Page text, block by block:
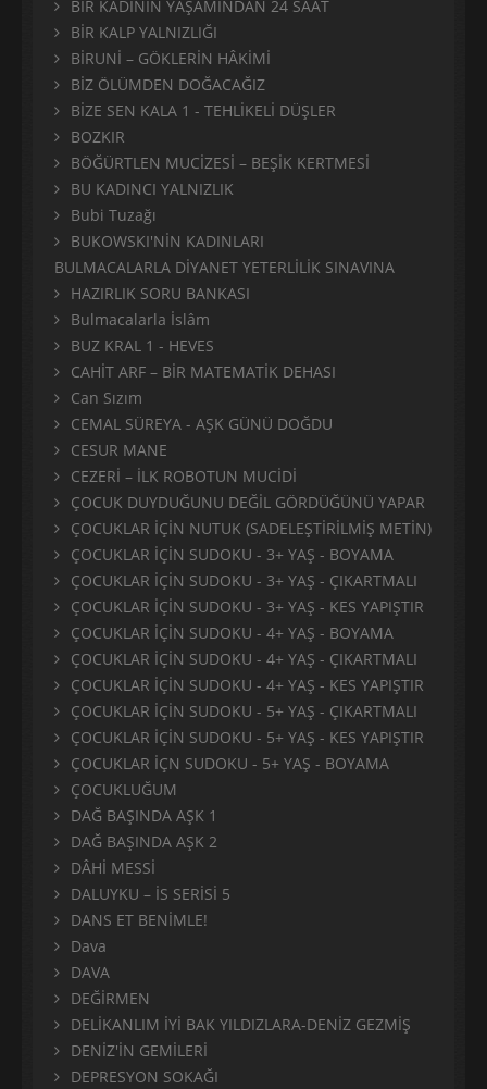
BİR KADININ YAŞAMINDAN 24 SAAT
BİR KALP YALNIZLIĞI
BİRUNİ – GÖKLERİN HÂKİMİ
BİZ ÖLÜMDEN DOĞACAĞIZ
BİZE SEN KALA 1 - TEHLİKELİ DÜŞLER
BOZKIR
BÖĞÜRTLEN MUCİZESİ – BEŞİK KERTMESİ
BU KADINCI YALNIZLIK
Bubi Tuzağı
BUKOWSKI'NİN KADINLARI
BULMACALARLA DİYANET YETERLİLİK SINAVINA
HAZIRLIK SORU BANKASI
Bulmacalarla İslâm
BUZ KRAL 1 - HEVES
CAHİT ARF – BİR MATEMATİK DEHASI
Can Sızım
CEMAL SÜREYA - AŞK GÜNÜ DOĞDU
CESUR MANE
CEZERİ – İLK ROBOTUN MUCİDİ
ÇOCUK DUYDUĞUNU DEĞİL GÖRDÜĞÜNÜ YAPAR
ÇOCUKLAR İÇİN NUTUK (SADELEŞTİRİLMİŞ METİN)
ÇOCUKLAR İÇİN SUDOKU - 3+ YAŞ - BOYAMA
ÇOCUKLAR İÇİN SUDOKU - 3+ YAŞ - ÇIKARTMALI
ÇOCUKLAR İÇİN SUDOKU - 3+ YAŞ - KES YAPIŞTIR
ÇOCUKLAR İÇİN SUDOKU - 4+ YAŞ - BOYAMA
ÇOCUKLAR İÇİN SUDOKU - 4+ YAŞ - ÇIKARTMALI
ÇOCUKLAR İÇİN SUDOKU - 4+ YAŞ - KES YAPIŞTIR
ÇOCUKLAR İÇİN SUDOKU - 5+ YAŞ - ÇIKARTMALI
ÇOCUKLAR İÇİN SUDOKU - 5+ YAŞ - KES YAPIŞTIR
ÇOCUKLAR İÇN SUDOKU - 5+ YAŞ - BOYAMA
ÇOCUKLUĞUM
DAĞ BAŞINDA AŞK 1
DAĞ BAŞINDA AŞK 2
DÂHİ MESSİ
DALUYKU – İS SERİSİ 5
DANS ET BENİMLE!
Dava
DAVA
DEĞİRMEN
DELİKANLIM İYİ BAK YILDIZLARA-DENİZ GEZMİŞ
DENİZ'İN GEMİLERİ
DEPRESYON SOKAĞI